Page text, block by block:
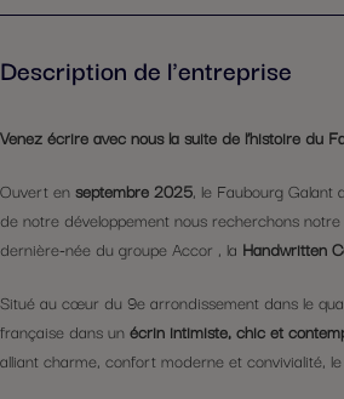
Description de l'entreprise
Venez écrire avec nous la suite de l’histoire du
Ouvert enseptembre 2025, le Faubourg Galant
de notre développement nous recherchons
dernière-née du groupe Accor , la Handwritten
Situé au cœur du 9e arrondissement dans le
française dans unécrin intimiste, chic et
alliant charme, confort moderne et convivialité,